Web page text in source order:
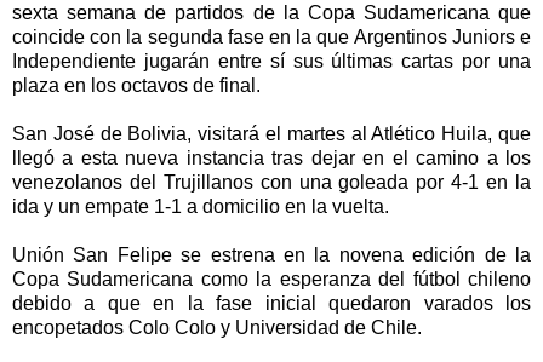
sexta semana de partidos de la Copa Sudamericana que
coincide con la segunda fase en la que Argentinos Juniors e
Independiente jugarán entre sí sus últimas cartas por una
plaza en los octavos de final.
San José de Bolivia, visitará el martes al Atlético Huila, que
llegó a esta nueva instancia tras dejar en el camino a los
venezolanos del Trujillanos con una goleada por 4-1 en la
ida y un empate 1-1 a domicilio en la vuelta.
Unión San Felipe se estrena en la novena edición de la
Copa Sudamericana como la esperanza del fútbol chileno
debido a que en la fase inicial quedaron varados los
encopetados Colo Colo y Universidad de Chile.